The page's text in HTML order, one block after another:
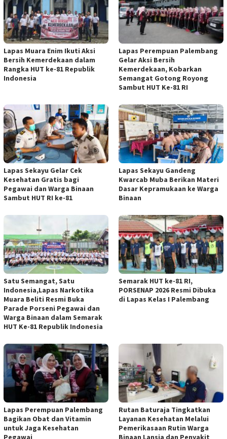
Lapas Muara Enim Ikuti Aksi
Bersih Kemerdekaan dalam
Rangka HUT ke-81 Republik
Indonesia
Lapas Perempuan Palembang
Gelar Aksi Bersih
Kemerdekaan, Kobarkan
Semangat Gotong Royong
Sambut HUT Ke-81 RI
Lapas Sekayu Gelar Cek
Kesehatan Gratis bagi
Pegawai dan Warga Binaan
Sambut HUT RI ke-81
Lapas Sekayu Gandeng
Kwarcab Muba Berikan Materi
Dasar Kepramukaan ke Warga
Binaan
Satu Semangat, Satu
Indonesia,Lapas Narkotika
Muara Beliti Resmi Buka
Parade Porseni Pegawai dan
Warga Binaan dalam Semarak
HUT Ke-81 Republik Indonesia
Semarak HUT ke-81 RI,
PORSENAP 2026 Resmi Dibuka
di Lapas Kelas I Palembang
Lapas Perempuan Palembang
Bagikan Obat dan Vitamin
untuk Jaga Kesehatan
Pegawai
Rutan Baturaja Tingkatkan
Layanan Kesehatan Melalui
Pemerikasaan Rutin Warga
Binaan Lansia dan Penyakit